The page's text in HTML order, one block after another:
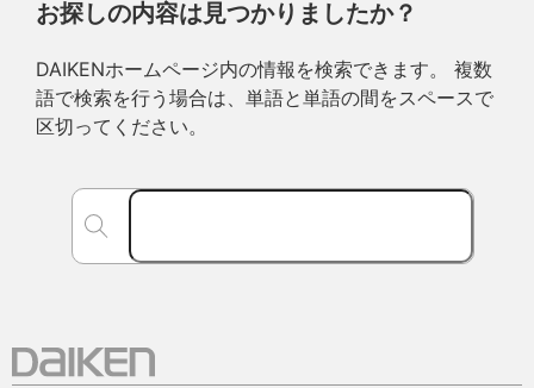
お探しの内容は見つかりましたか？
DAIKENホームページ内の情報を検索できます。 複数
語で検索を行う場合は、単語と単語の間をスペースで
区切ってください。